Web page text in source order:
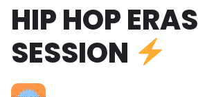
HIP HOP ERAS
SESSION